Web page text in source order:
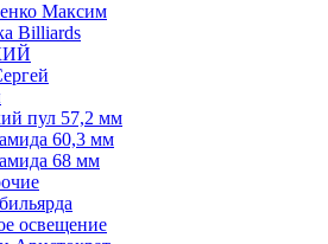
Максим
Billiards
пул 57,2 мм
60,3 мм
68 мм
освещение